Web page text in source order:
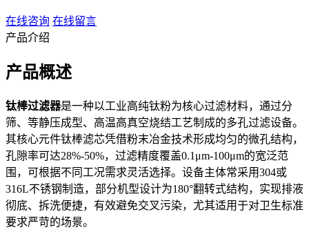
在线咨询 在线留言
产品介绍
产品概述
钛棒过滤器是一种以工业高纯钛粉为核心过滤材料，通过分
筛、等静压成型、高温高真空烧结工艺制成的多孔过滤设备。
其核心元件钛棒滤芯凭借粉末冶金技术形成均匀的微孔结构，
孔隙率可达28%-50%，过滤精度覆盖0.1μm-100μm的宽泛范
围，可根据不同工况需求灵活选择。设备主体常采用304或
316L不锈钢制造，部分机型设计为180°翻转式结构，实现排液
彻底、拆洗便捷，有效避免交叉污染，尤其适用于对卫生标准
要求严苛的场景。